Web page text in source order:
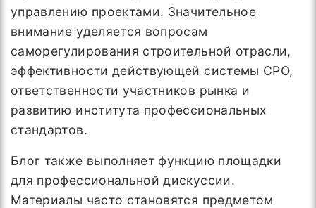
управлению проектами. Значительное
внимание уделяется вопросам
саморегулирования строительной отрасли,
эффективности действующей системы СРО,
ответственности участников рынка и
развитию института профессиональных
стандартов.
Блог также выполняет функцию площадки
для профессиональной дискуссии.
Материалы часто становятся предметом